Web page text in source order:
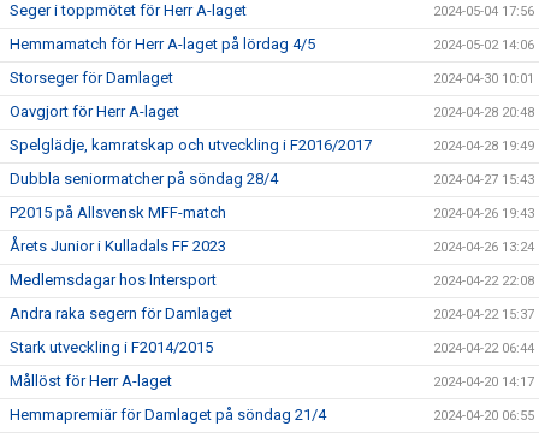
Seger i toppmötet för Herr A-laget 2024-05-04 17:56
Hemmamatch för Herr A-laget på lördag 4/5 2024-05-02 14:06
Storseger för Damlaget 2024-04-30 10:01
Oavgjort för Herr A-laget 2024-04-28 20:48
Spelglädje, kamratskap och utveckling i F2016/2017 2024-04-28 19:49
Dubbla seniormatcher på söndag 28/4 2024-04-27 15:43
P2015 på Allsvensk MFF-match 2024-04-26 19:43
Årets Junior i Kulladals FF 2023 2024-04-26 13:24
Medlemsdagar hos Intersport 2024-04-22 22:08
Andra raka segern för Damlaget 2024-04-22 15:37
Stark utveckling i F2014/2015 2024-04-22 06:44
Mållöst för Herr A-laget 2024-04-20 14:17
Hemmapremiär för Damlaget på söndag 21/4 2024-04-20 06:55